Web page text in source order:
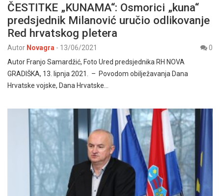
ČESTITKE „KUNAMA“: Osmorici „kuna“
predsjednik Milanović uručio odlikovanje
Red hrvatskog pletera
Autor Novagra - 13/06/2021
0
Autor Franjo Samardžić, Foto Ured predsjednika RH NOVA
GRADIŠKA, 13. lipnja 2021. – Povodom obilježavanja Dana
Hrvatske vojske, Dana Hrvatske…